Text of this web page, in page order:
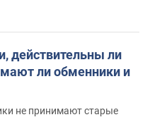
действительны ли
ли обменники и
не принимают старые